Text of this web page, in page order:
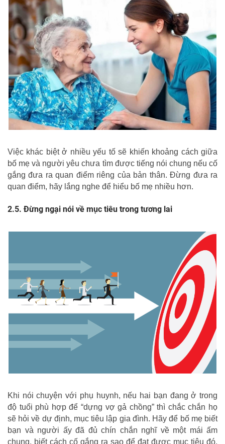
Việc khác biệt ở nhiều yếu tố sẽ khiến khoảng cách giữa
bố mẹ và người yêu chưa tìm được tiếng nói chung nếu cố
gắng đưa ra quan điểm riêng của bản thân. Đừng đưa ra
quan điểm, hãy lắng nghe để hiểu bố mẹ nhiều hơn.
Đừng ngại nói về mục tiêu trong tương lai
Khi nói chuyện với phụ huynh, nếu hai bạn đang ở trong
độ tuổi phù hợp để “dựng vợ gả chồng” thì chắc chắn họ
sẽ hỏi về dự định, mục tiêu lập gia đình. Hãy để bố mẹ biết
bạn và người ấy đã đủ chín chắn nghĩ về một mái ấm
chung, biết cách cố gắng ra sao để đạt được mục tiêu đó.